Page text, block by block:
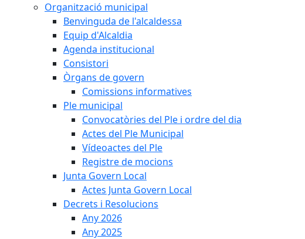
Organització municipal
Benvinguda de l'alcaldessa
Equip d'Alcaldia
Agenda institucional
Consistori
Òrgans de govern
Comissions informatives
Ple municipal
Convocatòries del Ple i ordre del dia
Actes del Ple Municipal
Vídeoactes del Ple
Registre de mocions
Junta Govern Local
Actes Junta Govern Local
Decrets i Resolucions
Any 2026
Any 2025